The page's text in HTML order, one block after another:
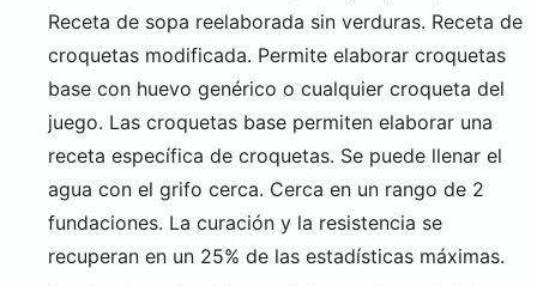
Receta de sopa reelaborada sin verduras. Receta de
croquetas modificada. Permite elaborar croquetas
base con huevo genérico o cualquier croqueta del
juego. Las croquetas base permiten elaborar una
receta específica de croquetas. Se puede llenar el
agua con el grifo cerca. Cerca en un rango de 2
fundaciones. La curación y la resistencia se
recuperan en un 25% de las estadísticas máximas.